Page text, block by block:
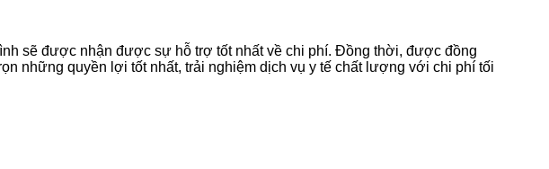
sẽ được nhận được sự hỗ trợ tốt nhất về chi phí. Đồng thời, được đồng
những quyền lợi tốt nhất, trải nghiệm dịch vụ y tế chất lượng với chi phí tối